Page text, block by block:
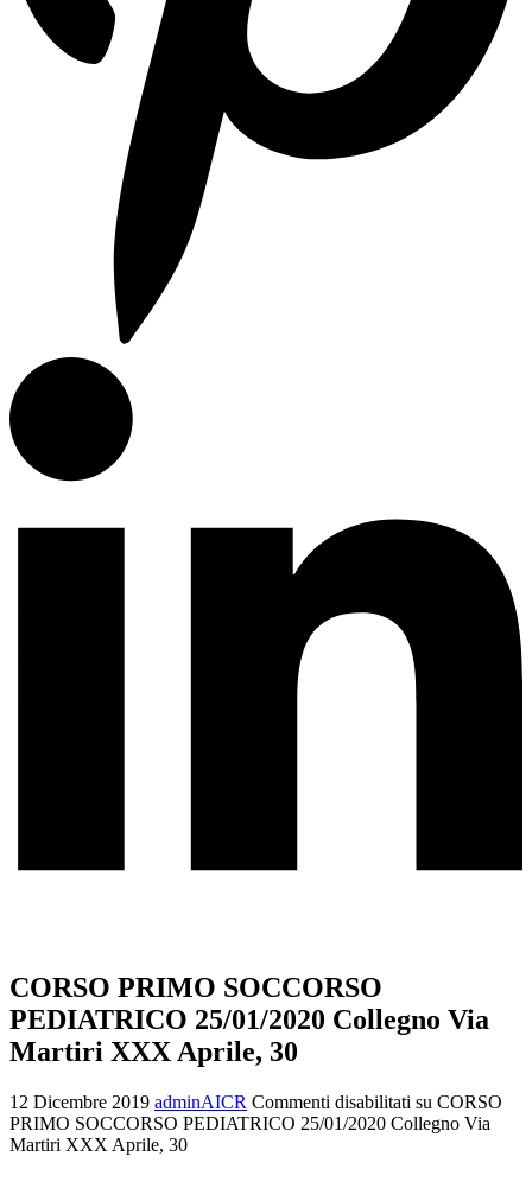
CORSO PRIMO SOCCORSO
PEDIATRICO 25/01/2020 Collegno Via
Martiri XXX Aprile, 30
12 Dicembre 2019 adminAICR Commenti disabilitati su CORSO
PRIMO SOCCORSO PEDIATRICO 25/01/2020 Collegno Via
Martiri XXX Aprile, 30